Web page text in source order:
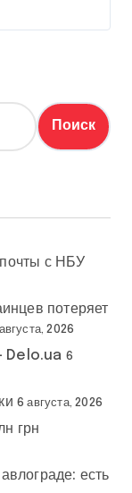
с НБУ
потеряет
2026
Delo.ua 6
6 августа, 2026
грн
есть